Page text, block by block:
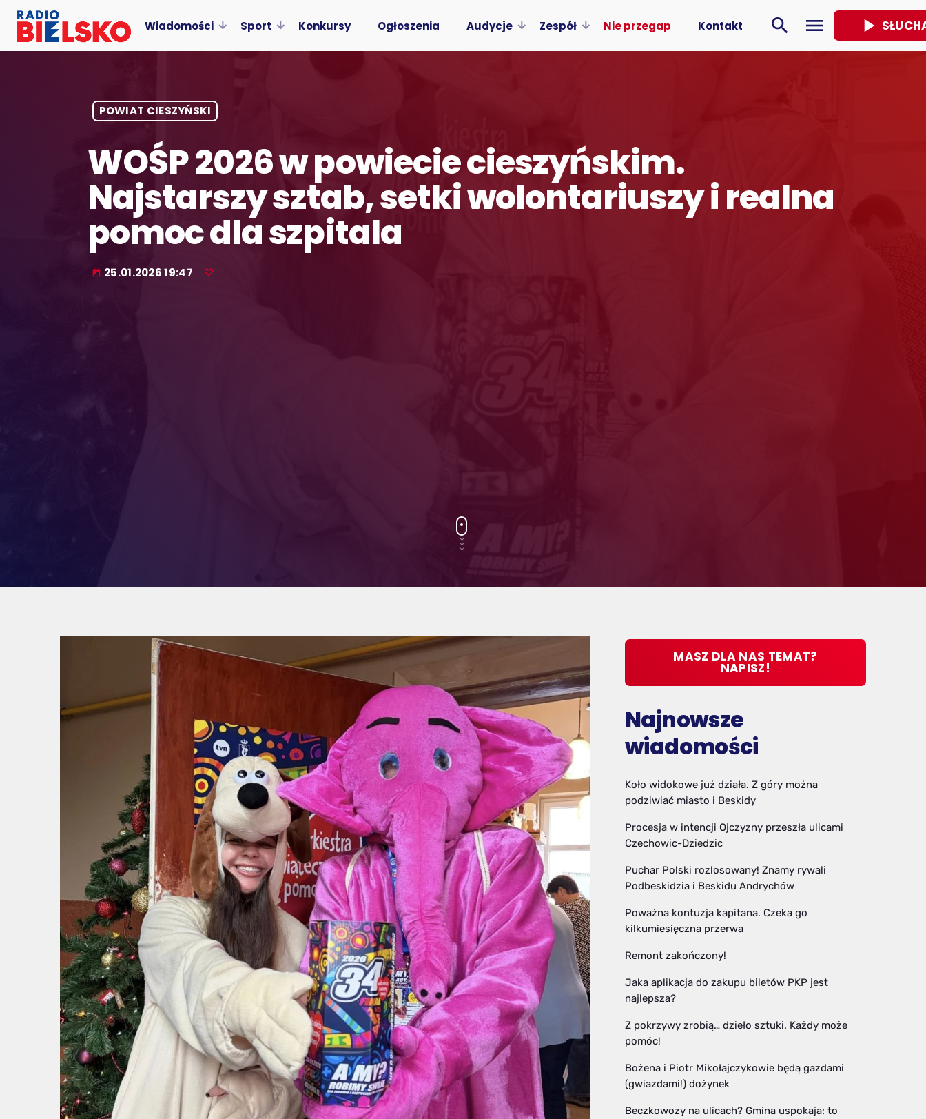
Wiadomości Sport Konkursy Ogłoszenia Audycje Zespół Nie przegap Kontakt search menu play_arrow
POWIAT CIESZYŃSKI
WOŚP 2026 w powiecie cieszyńskim.
Najstarszy sztab, setki wolontariuszy i realna
pomoc dla szpitala
today 25.01.2026 19:47
MASZ DLA NAS TEMAT?
NAPISZ!
Najnowsze
wiadomości
Koło widokowe już działa. Z góry można
podziwiać miasto i Beskidy
Procesja w intencji Ojczyzny przeszła ulicami
Czechowic-Dziedzic
Puchar Polski rozlosowany! Znamy rywali
Podbeskidzia i Beskidu Andrychów
Poważna kontuzja kapitana. Czeka go
kilkumiesięczna przerwa
Remont zakończony!
Jaka aplikacja do zakupu biletów PKP jest
najlepsza?
Z pokrzywy zrobią… dzieło sztuki. Każdy może
pomóc!
Bożena i Piotr Mikołajczykowie będą gazdami
(gwiazdami!) dożynek
Beczkowozy na ulicach? Gmina uspokaja: to